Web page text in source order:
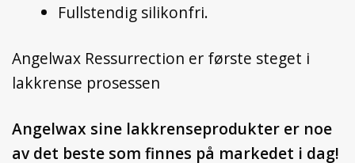
Fullstendig silikonfri.
Angelwax Ressurrection er første steget i
lakkrense prosessen
Angelwax sine lakkrenseprodukter er noe
av det beste som finnes på markedet i dag!